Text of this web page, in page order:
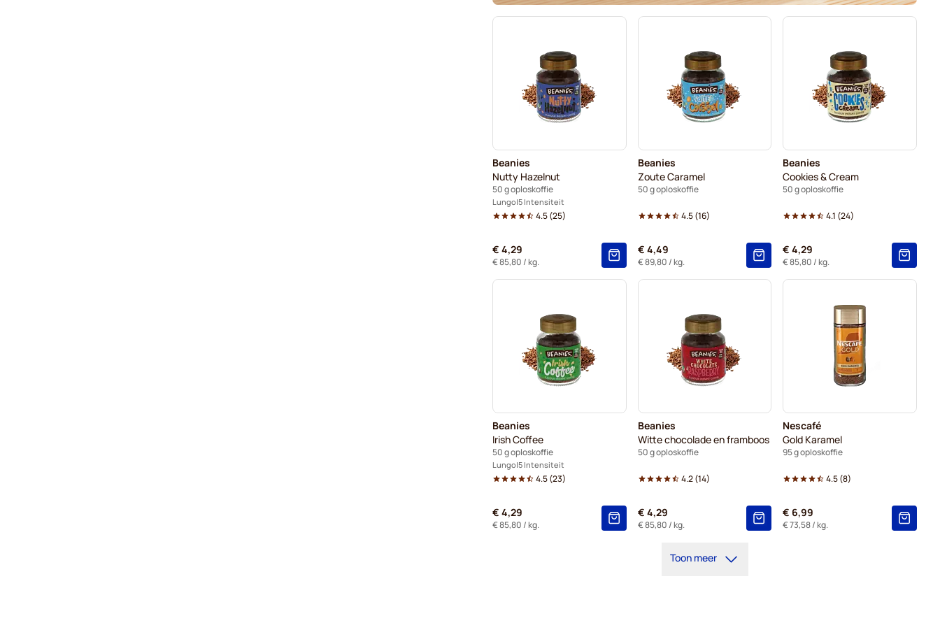
Beanies
Nutty Hazelnut
50 g oploskoffie
Lungo 5 Intensiteit
4.5(25)
€ 4,29
€ 85,80 / kg.
Beanies
Zoute Caramel
50 g oploskoffie
4.5(16)
€ 4,49
€ 89,80 / kg.
Beanies
Cookies & Cream
50 g oploskoffie
4.1 (24)
€ 4,29
€ 85,80 / kg.
Beanies
Irish Coffee
50 g oploskoffie
Lungo 5 Intensiteit
4.5(23)
€ 4,29
€ 85,80 / kg.
Beanies
Witte chocolade en framboos
50 g oploskoffie
4.2(14)
€ 4,29
€ 85,80 / kg.
Nescafé
Gold Karamel
95 g oploskoffie
4.5(8)
€ 6,99
€ 73,58/ kg.
Toon meer